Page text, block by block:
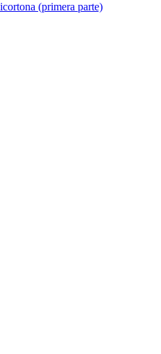
(primera parte)